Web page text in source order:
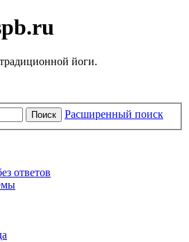
йоги.
Поиск Расширенный поиск
ответов